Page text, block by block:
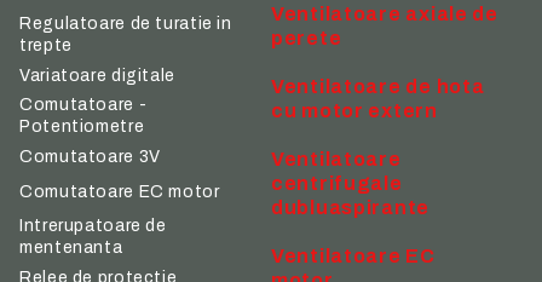
Regulatoare de turatie in
trepte
Variatoare digitale
Comutatoare -
Potentiometre
Comutatoare 3V
Comutatoare EC motor
Intrerupatoare de
mentenanta
Relee de protectie
Ventilatoare axiale de
perete
Ventilatoare de hota
cu motor extern
Ventilatoare
centrifugale
dubluaspirante
Ventilatoare EC